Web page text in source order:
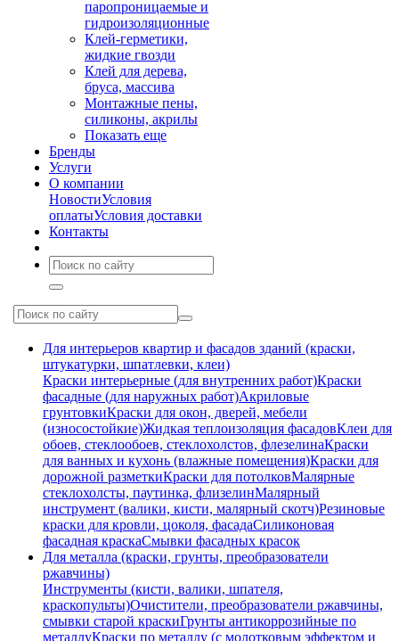
паропроницаемые и
гидроизоляционные
Клей-герметики,
жидкие гвозди
Клей для дерева,
бруса, массива
Монтажные пены,
силиконы, акрилы
Показать еще
Бренды
Услуги
О компании
НовостиУсловия
оплатыУсловия доставки
Контакты
Для интерьеров квартир и фасадов зданий (краски,
штукатурки, шпатлевки, клеи)
Краски интерьерные (для внутренних работ)Краски
фасадные (для наружных работ)Акриловые
грунтовкиКраски для окон, дверей, мебели
(износостойкие)Жидкая теплоизоляция фасадовКлеи для
обоев, стеклообоев, стеклохолстов, флезелинаКраски
для ванных и кухонь (влажные помещения)Краски для
дорожной разметкиКраски для потолковМалярные
стеклохолсты, паутинка, флизелинМалярный
инструмент (валики, кисти, малярный скотч)Резиновые
краски для кровли, цоколя, фасадаСиликоновая
фасадная краскаСмывки фасадных красок
Для металла (краски, грунты, преобразователи
ржавчины)
Инструменты (кисти, валики, шпателя,
краскопульты)Очистители, преобразователи ржавчины,
смывки старой краскиГрунты антикоррозийные по
металлуКраски по металлу (с молотковым эффектом и